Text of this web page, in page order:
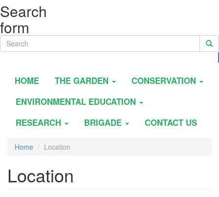
Search
form
HOME THE GARDEN
CONSERVATION
ENVIRONMENTAL EDUCATION
RESEARCH
BRIGADE CONTACT US
Home Location
Location